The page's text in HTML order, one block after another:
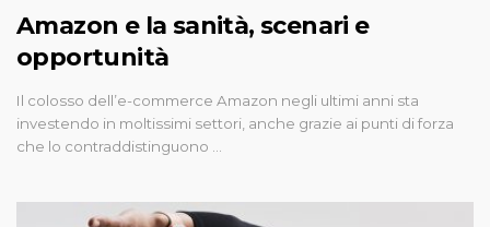
Amazon e la sanità, scenari e
opportunità
Il colosso dell’e-commerce Amazon negli ultimi anni sta
investendo in moltissimi settori, anche grazie ai punti di forza
che lo contraddistinguono …